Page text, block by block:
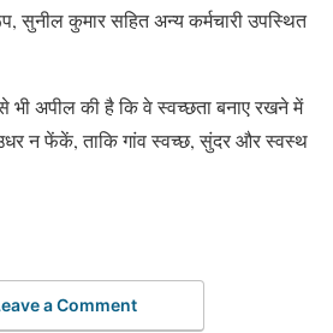
सुनील कुमार सहित अन्य कर्मचारी उपस्थित
अपील की है कि वे स्वच्छता बनाए रखने में
न फेंकें, ताकि गांव स्वच्छ, सुंदर और स्वस्थ
a Comment